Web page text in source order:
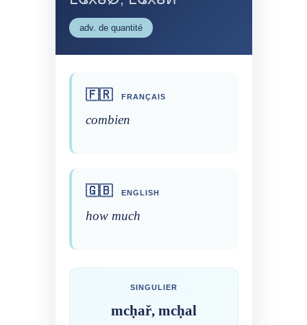
adv. de quantité
🇫🇷 FRANÇAIS
combien
🇬🇧 ENGLISH
how much
SINGULIER
mcḥař, mcḥal